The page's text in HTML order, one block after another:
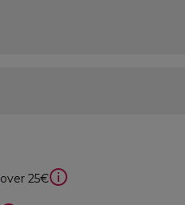
over 25€